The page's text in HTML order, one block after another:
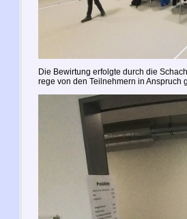
Die Bewirtung erfolgte durch die
rege von den Teilnehmern in Anspruch